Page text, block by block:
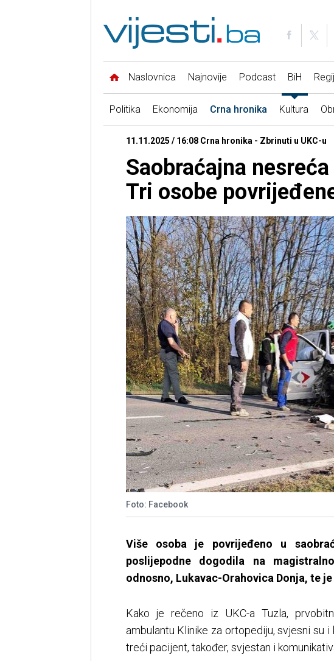
Naslovnica Najnovije Podcast BiH
Politika Ekonomija Crna hronika Kultura
11.11.2025 / 16:08 Crna hronika - Zbrinuti u UKC-u
Saobraćajna
Tri osobe
Foto: Facebook
Više osoba je povrijeđeno u
poslijepodne dogodila na
odnosno, Lukavac-Orahovica Donja, te
Kako je rečeno iz UKC-a Tuzla,
ambulantu Klinike za ortopediju, svjesni su
treći pacijent, također, svjestan i